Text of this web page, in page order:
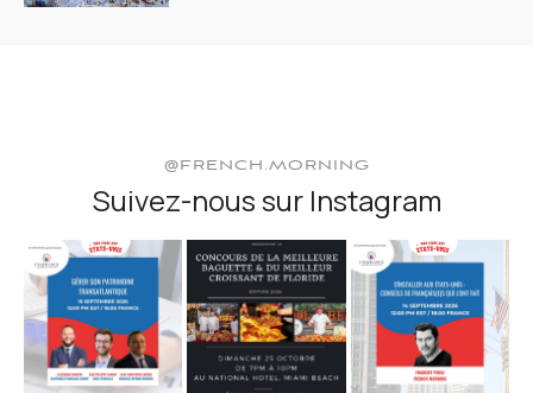
@FRENCH.MORNING
Suivez-nous sur Instagram